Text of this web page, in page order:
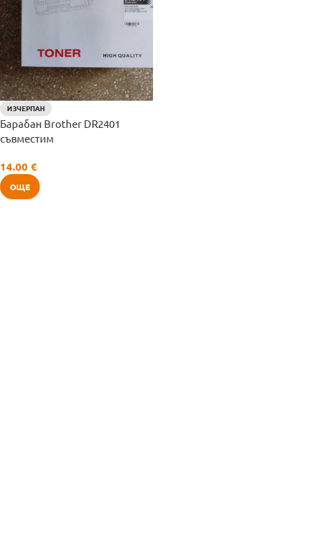
ИЗЧЕРПАН
Барабан Brother DR2401
съвместим
14.00 €
ОЩЕ